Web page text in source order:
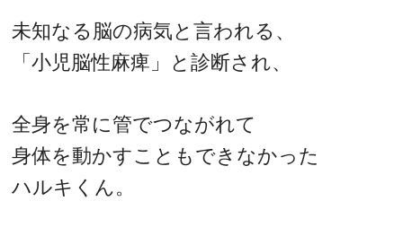
未知なる脳の病気と言われる、
「小児脳性麻痺」と診断され、
全身を常に管でつながれて
身体を動かすこともできなかった
ハルキくん。